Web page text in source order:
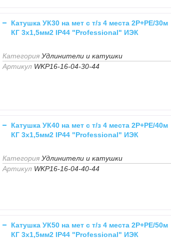
Катушка УК30 на мет с т/з 4 места 2Р+PЕ/30м
КГ 3х1,5мм2 IP44 "Professional" ИЭК
Категория Удлинители и катушки
Артикул WKP16-16-04-30-44
Катушка УК40 на мет с т/з 4 места 2Р+PЕ/40м
КГ 3х1,5мм2 IP44 "Professional" ИЭК
Категория Удлинители и катушки
Артикул WKP16-16-04-40-44
Катушка УК50 на мет с т/з 4 места 2Р+PЕ/50м
КГ 3х1,5мм2 IP44 "Professional" ИЭК